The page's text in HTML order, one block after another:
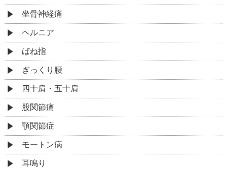
坐骨神経痛
ヘルニア
ばね指
ぎっくり腰
四十肩・五十肩
股関節痛
顎関節症
モートン病
耳鳴り